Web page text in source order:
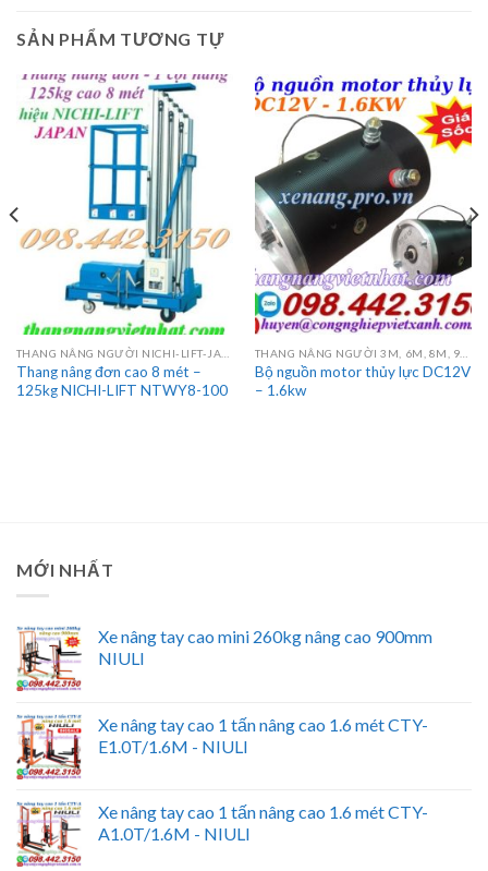
SẢN PHẨM TƯƠNG TỰ
Thang nâng đơn cao 8 mét –
125kg NICHI-LIFT NTWY8-100
Bộ nguồn motor thủy lực DC12V
– 1.6kw
MỚI NHẤT
Xe nâng tay cao mini 260kg nâng cao 900mm
NIULI
Xe nâng tay cao 1 tấn nâng cao 1.6 mét CTY-
E1.0T/1.6M - NIULI
Xe nâng tay cao 1 tấn nâng cao 1.6 mét CTY-
A1.0T/1.6M - NIULI